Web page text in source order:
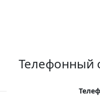
Телефонный